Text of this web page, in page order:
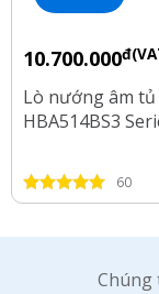
10.700.000
Lò nướng âm tủ
HBA514BS3
60
Chúng